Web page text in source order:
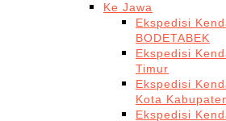
Ke Jawa
Ekspedisi
BODETABEK
Ekspedisi
Timur
Ekspedisi
Kota
Ekspedisi